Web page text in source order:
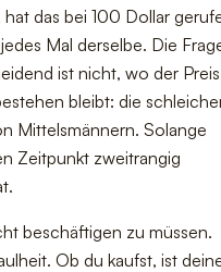
das bei 100 Dollar
Mal derselbe. Die
ist nicht, wo der Preis
bleibt: die
Mittelsmännern. Solange
Zeitpunkt zweitrangig
beschäftigen zu müssen.
Ob du kaufst, ist